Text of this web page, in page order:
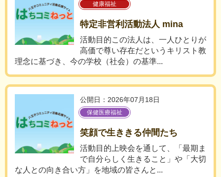
健康福祉
特定非営利活動法人 mina
活動目的この法人は、一人ひとりが
高価で尊い存在だというキリスト教
理念に基づき、今の学校（社会）の基準...
公開日：2026年07月18日
保健医療福祉
笑顔で生ききる仲間たち
活動目的上映会を通して、「最期ま
で自分らしく生きること」や「大切
な人との向き合い方」を地域の皆さんと...